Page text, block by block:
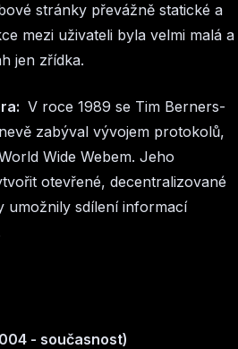
stránky převážně statické a
mezi uživateli byla velmi malá a
jen zřídka.
V roce 1989 se Tim Berners-
zabýval vývojem protokolů,
Wide Webem. Jeho
otevřené, decentralizované
umožnily sdílení informací
- současnost)